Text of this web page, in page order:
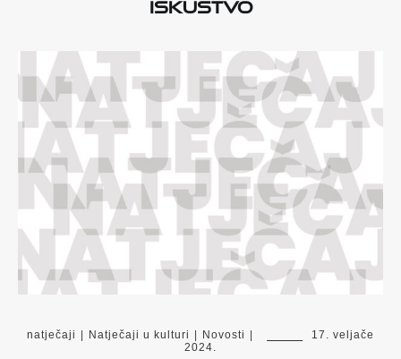
natječaji Natječaji u kulturi Novosti
17. veljače
2024.